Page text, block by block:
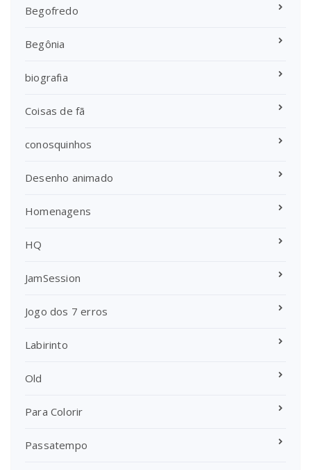
Begofredo
Begônia
biografia
Coisas de fã
conosquinhos
Desenho animado
Homenagens
HQ
JamSession
Jogo dos 7 erros
Labirinto
Old
Para Colorir
Passatempo